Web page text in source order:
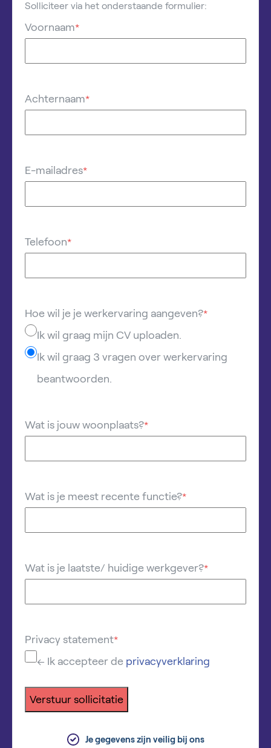
Solliciteer via het onderstaande formulier:
Voornaam*
Achternaam*
E-mailadres*
Telefoon*
Hoe wil je je werkervaring aangeven?*
Ik wil graag mijn CV uploaden.
Ik wil graag 3 vragen over werkervaring
beantwoorden.
Wat is jouw woonplaats?*
Wat is je meest recente functie?*
Wat is je laatste/ huidige werkgever?*
Privacy statement*
← Ik accepteer de privacyverklaring
Verstuur sollicitatie
Je gegevens zijn veilig bij ons